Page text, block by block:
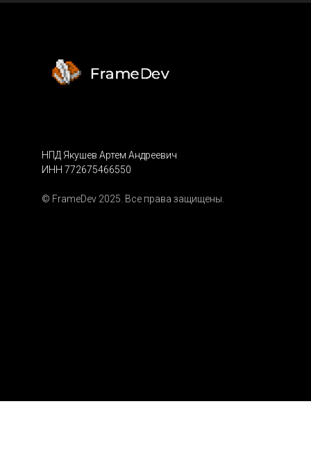
НПД Якушев Артем Андреевич
ИНН 772675466550
© FrameDev 2025. Все права защищены.